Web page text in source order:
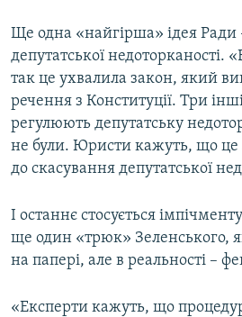
Ще одна «найгірша» ідея Ради
депутатської недоторканості.
так це ухвалила закон, який
речення з Конституції. Три
регулюють депутатську
не були. Юристи кажуть, що
до скасування депутатської
І останнє стосується
ще один «трюк» Зеленського,
на папері, але в реальності –
«Експерти кажуть, що